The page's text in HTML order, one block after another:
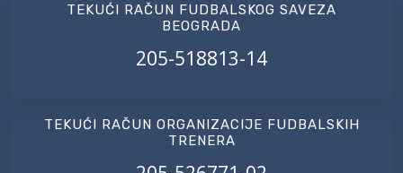
TEKUĆI RAČUN FUDBALSKOG SAVEZA
BEOGRADA
205-518813-14
TEKUĆI RAČUN ORGANIZACIJE FUDBALSKIH
TRENERA